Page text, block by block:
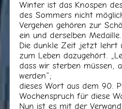
Winter ist das Knospen
des Sommers nicht
Vergehen gehören zur
ein und derselben Medaille.
Die dunkle Zeit jetzt lehrt
zum Leben dazugehört.
dass wir sterben müssen,
werden“;
dieses Wort aus dem 90.
Wochenspruch für diese
Nun ist es mit der